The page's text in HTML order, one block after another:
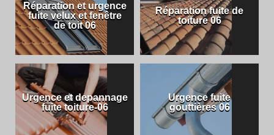
Réparation et urgence
fuite velux et fenêtre
de toit 06
Réparation fuite de
toiture 06
Urgence et depannage
fuite toiture-06
Urgence fuite
gouttières 06